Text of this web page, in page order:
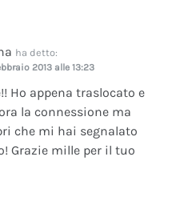
ha detto:
2013 alle 13:23
Ho appena traslocato e
la connessione ma
che mi hai segnalato
Grazie mille per il tuo